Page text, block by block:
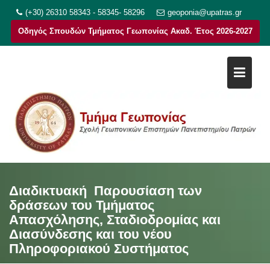
στο
περιεχόμενο
(+30) 26310 58343 - 58345- 58296 geoponia@upatras.gr
Οδηγός Σπουδών Τμήματος Γεωπονίας Ακαδ. Έτος 2026-2027
Διαδικτυακή Παρουσίαση των
δράσεων του Τμήματος
Απασχόλησης, Σταδιοδρομίας και
Διασύνδεσης και του νέου
Πληροφοριακού Συστήματος